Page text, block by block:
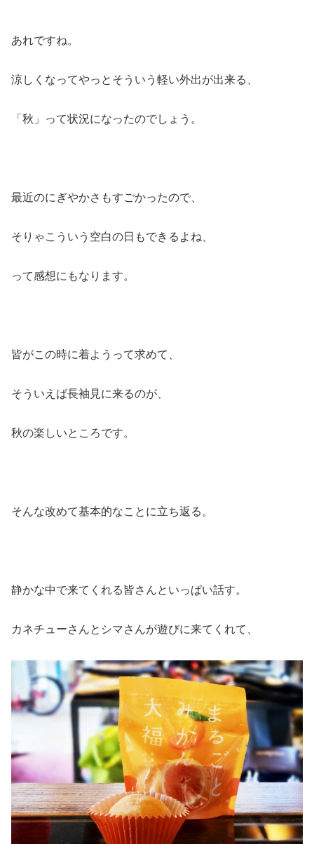
あれですね。
涼しくなってやっとそういう軽い外出が出来る、
「秋」って状況になったのでしょう。
最近のにぎやかさもすごかったので、
そりゃこういう空白の日もできるよね、
って感想にもなります。
皆がこの時に着ようって求めて、
そういえば長袖見に来るのが、
秋の楽しいところです。
そんな改めて基本的なことに立ち返る。
静かな中で来てくれる皆さんといっぱい話す。
カネチューさんとシマさんが遊びに来てくれて、